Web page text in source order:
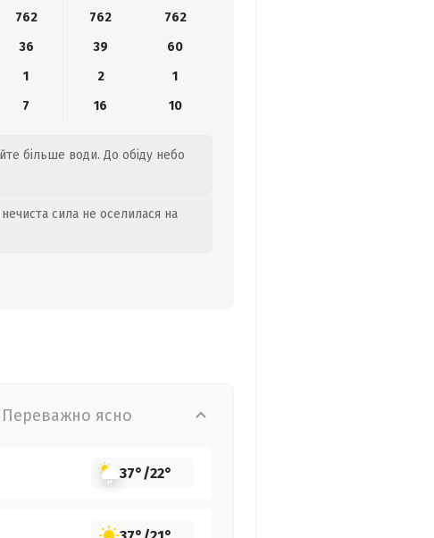
762 762
762
36 39
60
1 2
1
7 16 10
більше води. До обіду небо
сила не оселилася на
Переважно ясно
37°/22°